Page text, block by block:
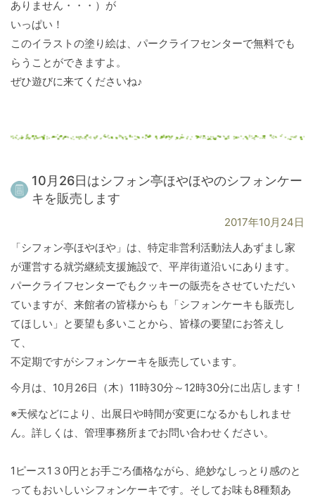
ありません・・・）が
いっぱい！
このイラストの塗り絵は、パークライフセンターで無料でも
らうことができますよ。
ぜひ遊びに来てくださいね♪
10月26日はシフォン亭ほやほやのシフォンケー
キを販売します
2017年10月24日
「シフォン亭ほやほや」は、特定非営利活動法人あずまし家
が運営する就労継続支援施設で、平岸街道沿いにあります。
パークライフセンターでもクッキーの販売をさせていただい
ていますが、来館者の皆様からも「シフォンケーキも販売し
てほしい」と要望も多いことから、皆様の要望にお答えし
て、
不定期ですがシフォンケーキを販売しています。
今月は、10月26日（木）11時30分～12時30分に出店します！
※天候などにより、出展日や時間が変更になるかもしれませ
ん。詳しくは、管理事務所までお問い合わせください。
1ピース1３0円とお手ごろ価格ながら、絶妙なしっとり感のと
ってもおいしいシフォンケーキです。そしてお味も8種類あ